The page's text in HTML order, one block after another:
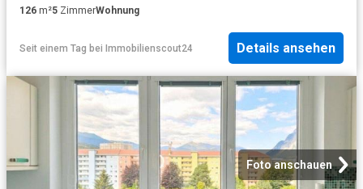
126 m²5 ZimmerWohnung
Seit einem Tag bei Immobilienscout24 Details ansehen
Foto anschauen